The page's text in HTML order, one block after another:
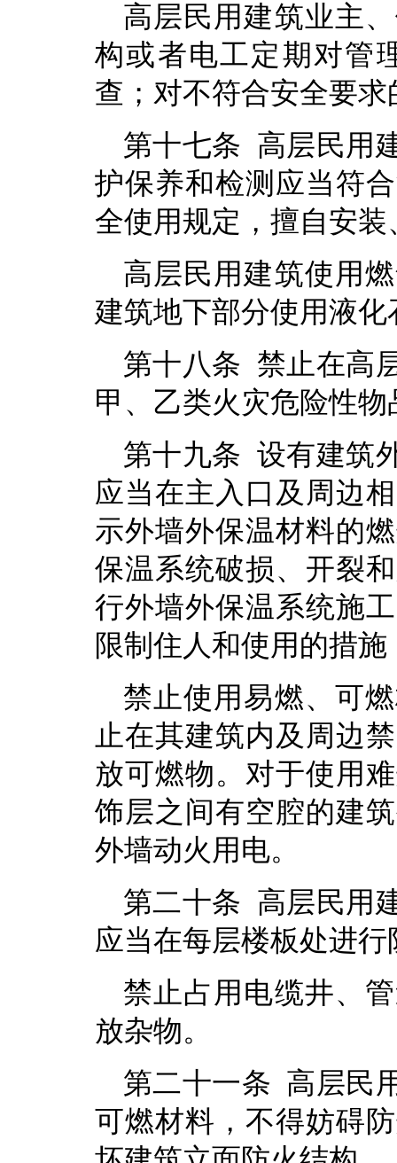
高层民用建筑业主
构或者电工定期对管
查；对不符合安全要
第十七条 高层民用
护保养和检测应当符
全使用规定，擅自安
高层民用建筑使用
建筑地下部分使用液化
第十八条 禁止在高
甲、乙类火灾危险性物
第十九条 设有建筑
应当在主入口及周边
示外墙外保温材料的
保温系统破损、开裂
行外墙外保温系统施
限制住人和使用的措
禁止使用易燃、可
止在其建筑内及周边
放可燃物。对于使用
饰层之间有空腔的建
外墙动火用电。
第二十条 高层民用
应当在每层楼板处进
禁止占用电缆井、
放杂物。
第二十一条 高层民
可燃材料，不得妨碍